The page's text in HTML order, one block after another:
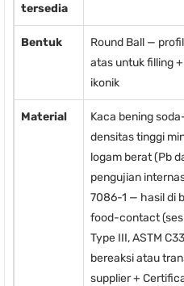
tersedia
Bentuk
Round Ball —
atas untuk filling
ikonik
Material
Kaca bening
densitas tinggi
logam berat (Pb
pengujian
7086-1 — hasil di
food-contact
Type III, ASTM
bereaksi atau
supplier +